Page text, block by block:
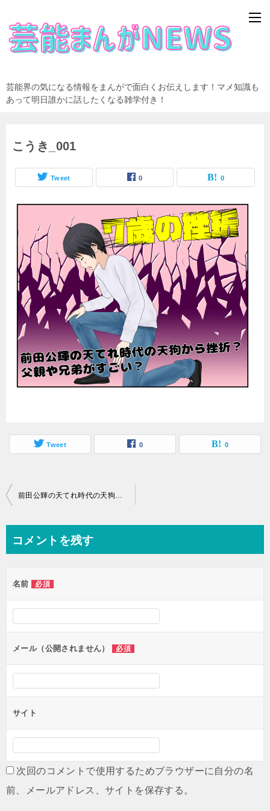
芸能界の気になる情報をまんがで面白くお伝えします！マメ知識も
あって明日誰かに話したくなる雑学付き！
こうき_001
Tweet 0 0
Tweet 0 0
投
ビ
ー
シ
ン
前田公輝の天てれ時代の天狗から挫折？父親や兄弟がすごい？
コメントを残す
名前 必須
メール（公開されません） 必須
サイト
次回のコメントで使用するためブラウザーに自分の名
前、メールアドレス、サイトを保存する。